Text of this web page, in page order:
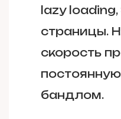
lazy
страницы.
скорость
бандлом.